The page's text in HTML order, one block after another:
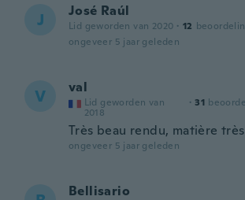
J José Raúl
Lid geworden van 2020 · 12
ongeveer 5 jaar geleden
V val
Lid geworden van
2018
· 31
Très beau rendu, matière
ongeveer 5 jaar geleden
Bellisario